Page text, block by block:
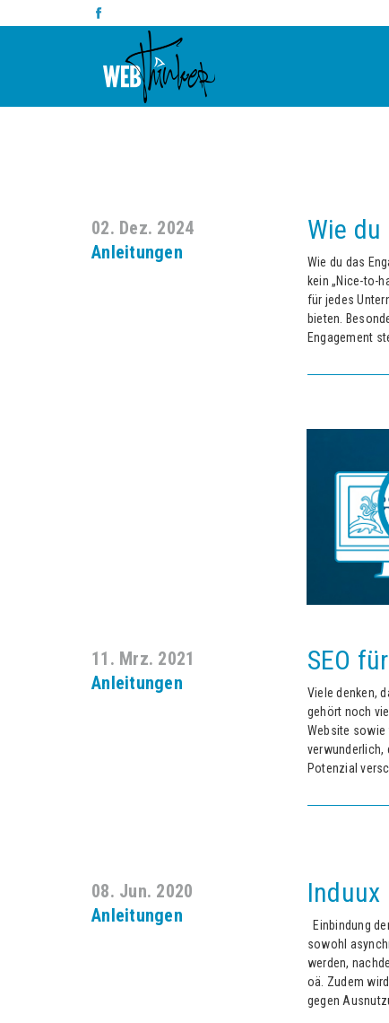
02. Dez. 2024
Anleitungen
Wie
Wie du das
kein „Nice-to-
für jedes
bieten.
Engagement
11. Mrz. 2021
Anleitungen
SEO
Viele denken,
gehört noch
Website sowie
verwunderlich,
Potenzial
08. Jun. 2020
Anleitungen
Induux
Einbindung
sowohl
werden,
oä. Zudem
gegen